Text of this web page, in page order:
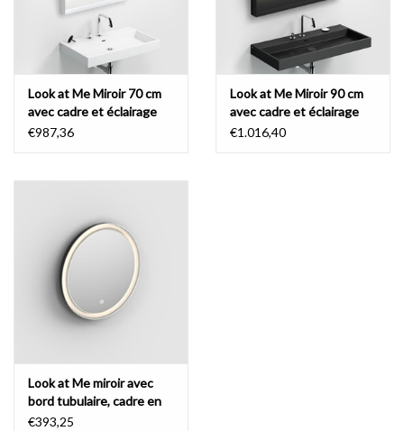
Look at Me Miroir 70 cm
avec cadre et éclairage
LED
€987,36
Look at Me Miroir 90 cm
avec cadre et éclairage
LED
€1.016,40
Look at Me miroir avec
bord tubulaire, cadre en
noir mat
€393,25